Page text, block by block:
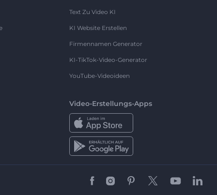
Text Zu Video KI
KI Website Erstellen
Firmennamen Generator
KI-TikTok-Video-Generator
YouTube-Videoideen
Video-Erstellungs-Apps